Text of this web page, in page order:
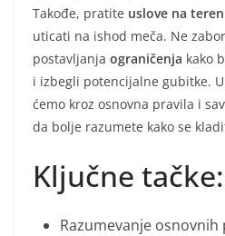
Takođe, pratite uslove na
uticati na ishod meča. Ne
postavljanja ograničenja kako
i izbegli potencijalne gubitke.
ćemo kroz osnovna pravila i
da bolje razumete kako se
Ključne tačke:
Razumevanje osnovnih